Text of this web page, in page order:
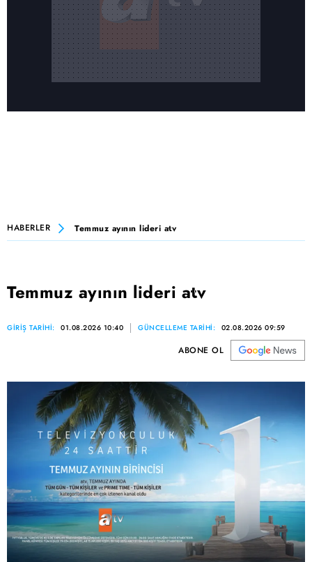
HABERLER Temmuz ayının lideri atv
Temmuz ayının lideri atv
GİRİŞ TARİHİ: 01.08.2026 10:40 GÜNCELLEME TARİHİ: 02.08.2026 09:59
ABONE OL